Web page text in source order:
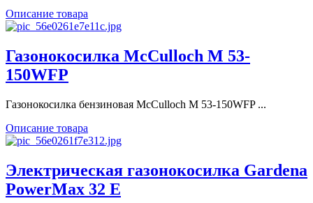
Описание товара
Газонокосилка McCulloch M 53-
150WFP
Газонокосилка бензиновая McCulloch M 53-150WFP ...
Описание товара
Электрическая газонокосилка Gardena
PowerMax 32 E